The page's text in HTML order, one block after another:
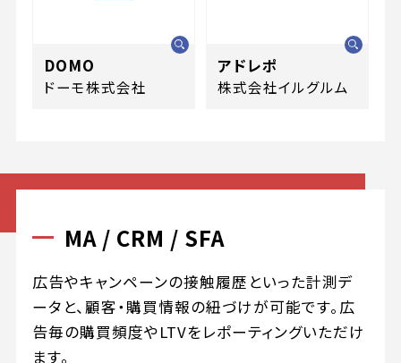
DOMO
ドーモ株式会社
アドレポ
株式会社イルグルム
MA / CRM / SFA
広告やキャンペーンの接触履歴といった計測デ
ータと、顧客・購買情報の紐づけが可能です。広
告毎の購買頻度やLTVをレポーティングいただけ
ます。